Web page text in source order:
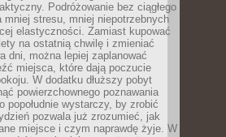
Podróżowanie bez ciągłego
mniej stresu, mniej niepotrzebnych
elastyczności. Zamiast kupować
na ostatnią chwilę i zmieniać
dni, można lepiej zaplanować
miejsca, które dają poczucie
W dodatku dłuższy pobyt
powierzchownego poznawania
popołudnie wystarczy, by zrobić
pozwala już zrozumieć, jak
miejsce i czym naprawdę żyje. W